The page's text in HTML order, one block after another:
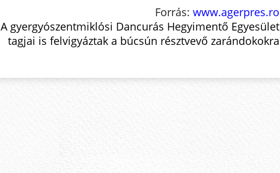
Forrás:www.agerpres.ro
A gyergyószentmiklósi Dancurás Hegyimentő Egyesület
tagjai is felvigyáztak a búcsún résztvevő zarándokokra